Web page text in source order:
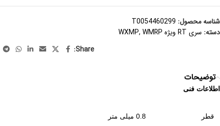
شناسه محصول: T0054460299
دسته: سری RT ویژه WXMP, WMRP
Share:
توضیحات
اطلاعات فنی
قطر 0.8 میلی متر